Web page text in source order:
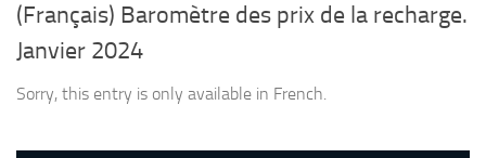
(Français) Baromètre des prix de la recharge.
Janvier 2024
Sorry, this entry is only available in French.